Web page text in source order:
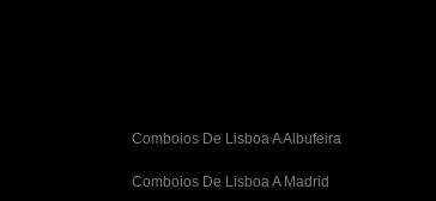
Comboios De Lisboa A Albufeira
Comboios De Lisboa A Madrid